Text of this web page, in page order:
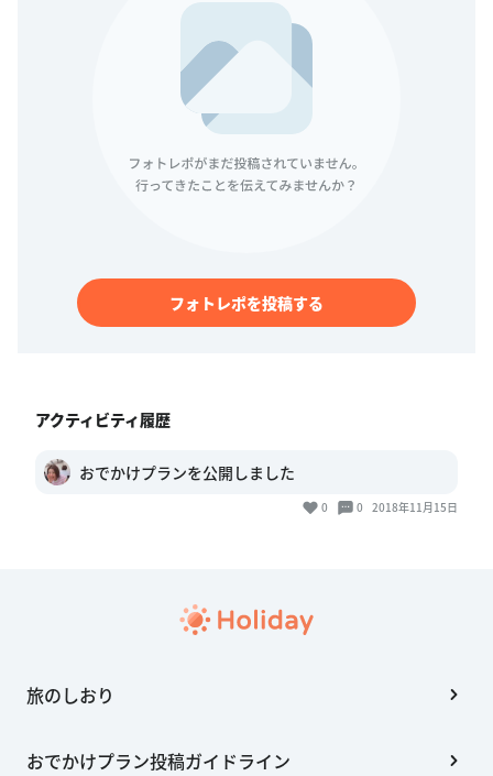
フォトレポを投稿する
アクティビティ履歴
おでかけプランを公開しました
0 0 2018年11月15日
旅のしおり
おでかけプラン投稿ガイドライン